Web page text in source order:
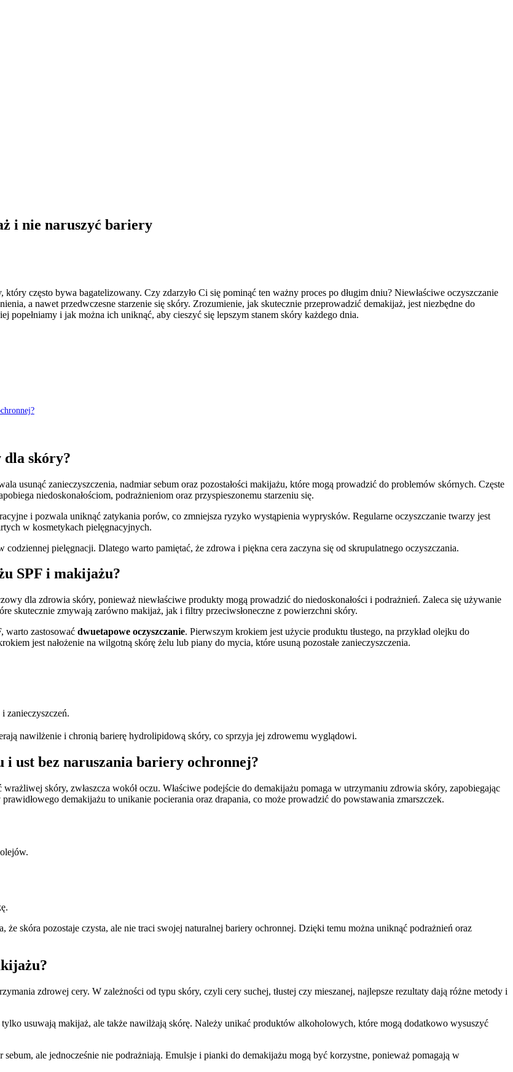
i nie naruszyć bariery
często bywa bagatelizowany. Czy zdarzyło Ci się pominąć ten ważny proces po długim dniu? Niewłaściwe oczyszczanie
a nawet przedwczesne starzenie się skóry. Zrozumienie, jak skutecznie przeprowadzić demakijaż, jest niezbędne do
popełniamy i jak można ich uniknąć, aby cieszyć się lepszym stanem skóry każdego dnia.
dla skóry?
usunąć zanieczyszczenia, nadmiar sebum oraz pozostałości makijażu, które mogą prowadzić do problemów skórnych. Częste
niedoskonałościom, podrażnieniom oraz przyspieszonemu starzeniu się.
i pozwala uniknąć zatykania porów, co zmniejsza ryzyko wystąpienia wyprysków. Regularne oczyszczanie twarzy jest
w kosmetykach pielęgnacyjnych.
pielęgnacji. Dlatego warto pamiętać, że zdrowa i piękna cera zaczyna się od skrupulatnego oczyszczania.
SPF i makijażu?
dla zdrowia skóry, ponieważ niewłaściwe produkty mogą prowadzić do niedoskonałości i podrażnień. Zaleca się używanie
skutecznie zmywają zarówno makijaż, jak i filtry przeciwsłoneczne z powierzchni skóry.
warto zastosować dwuetapowe oczyszczanie. Pierwszym krokiem jest użycie produktu tłustego, na przykład olejku do
jest nałożenie na wilgotną skórę żelu lub piany do mycia, które usuną pozostałe zanieczyszczenia.
zanieczyszczeń.
nawilżenie i chronią barierę hydrolipidową skóry, co sprzyja jej zdrowemu wyglądowi.
i ust bez naruszania bariery ochronnej?
skóry, zwłaszcza wokół oczu. Właściwe podejście do demakijażu pomaga w utrzymaniu zdrowia skóry, zapobiegając
demakijażu to unikanie pocierania oraz drapania, co może prowadzić do powstawania zmarszczek.
skóra pozostaje czysta, ale nie traci swojej naturalnej bariery ochronnej. Dzięki temu można uniknąć podrażnień oraz
zdrowej cery. W zależności od typu skóry, czyli cery suchej, tłustej czy mieszanej, najlepsze rezultaty dają różne metody i
usuwają makijaż, ale także nawilżają skórę. Należy unikać produktów alkoholowych, które mogą dodatkowo wysuszyć
sebum, ale jednocześnie nie podrażniają. Emulsje i pianki do demakijażu mogą być korzystne, ponieważ pomagają w